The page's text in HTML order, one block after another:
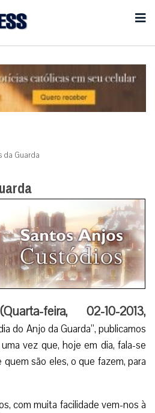
da Guarda
feira, 02-10-2013,
do Anjo da Guarda”, publicamos
vez que, hoje em dia, fala-se
são eles, o que fazem, para
com muita facilidade vem-nos à